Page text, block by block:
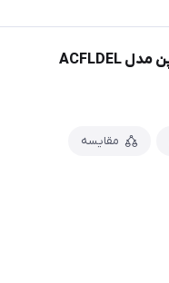
محافظ صفحه تبلت گرافیکی اکس پی پن مدل ACFLDEL
مقایسه